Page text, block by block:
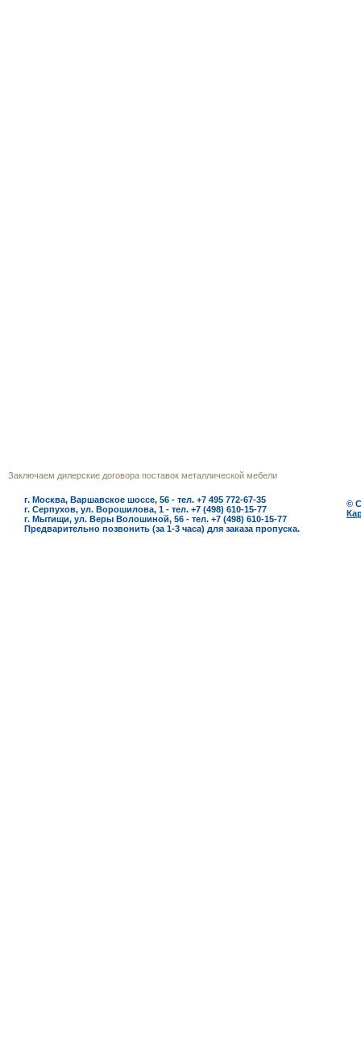
Заключаем дилерские договора поставок металлической мебели
г. Москва, Варшавское шоссе, 56 - тел. +7 495 772-67-35
г. Серпухов, ул. Ворошилова, 1 - тел. +7 (498) 610-15-77
г. Мытищи, ул. Веры Волошиной, 56 - тел. +7 (498) 610-15-77
Предварительно позвонить (за 1-3 часа) для заказа пропуска.
©